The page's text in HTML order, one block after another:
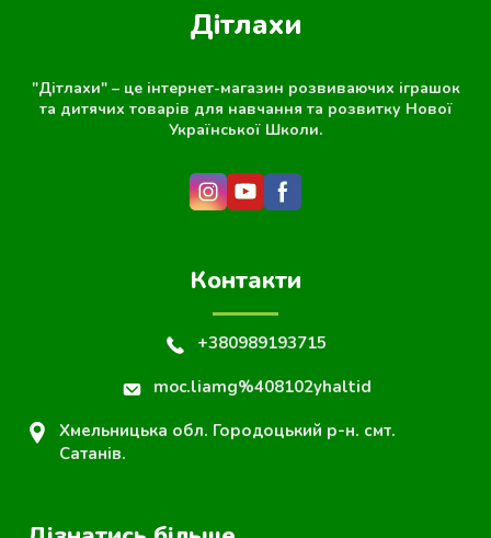
Дітлахи
"Дітлахи" – це інтернет-магазин розвиваючих іграшок
та дитячих товарів для навчання та розвитку Нової
Української Школи.
Контакти
+380989193715
moc.liamg%408102yhaltid
Хмельницька обл. Городоцький р-н. смт.
Сатанів.